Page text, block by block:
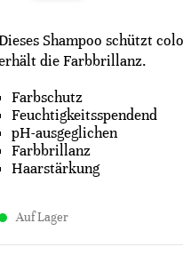
Shampoo schützt
die Farbbrillanz.
Farbschutz​
Feuchtigkeitsspendend​
pH-ausgeglichen​
Farbbrillanz​
Haarstärkung
Auf Lager